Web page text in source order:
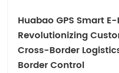
Huabao GPS Smart
Revolutionizing
Cross-Border
Border Control